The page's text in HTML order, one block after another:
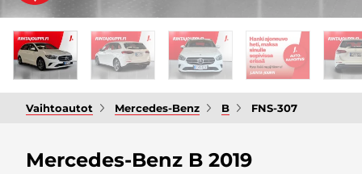
Vaihtoautot Mercedes-Benz B FNS-307
Mercedes-Benz B 2019